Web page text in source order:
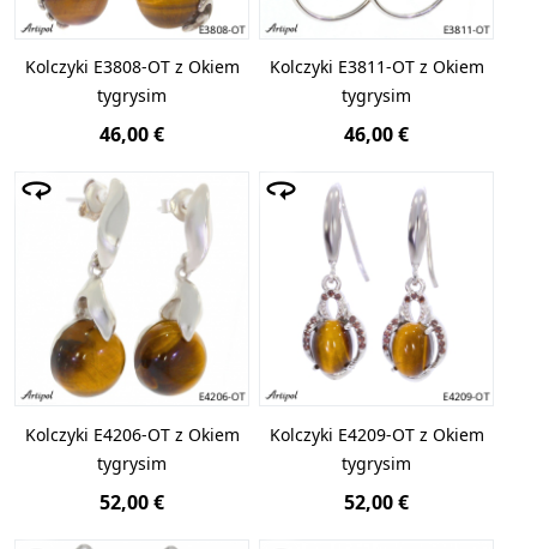
Kolczyki E3808-OT z Okiem
tygrysim
46,00 €
Kolczyki E3811-OT z Okiem
tygrysim
46,00 €
Kolczyki E4206-OT z Okiem
tygrysim
52,00 €
Kolczyki E4209-OT z Okiem
tygrysim
52,00 €